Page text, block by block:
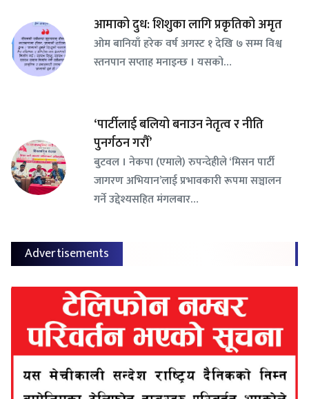
आमाको दुध: शिशुका लागि प्रकृतिको अमृत
ओम बानियाँ हरेक वर्ष अगस्ट १ देखि ७ सम्म विश्व
स्तनपान सप्ताह मनाइन्छ । यसको…
‘पार्टीलाई बलियो बनाउन नेतृत्व र नीति
पुनर्गठन गरौँ’
बुटवल । नेकपा (एमाले) रुपन्देहीले ‘मिसन पार्टी
जागरण अभियान’लाई प्रभावकारी रूपमा सञ्चालन
गर्ने उद्देश्यसहित मंगलबार…
Advertisements